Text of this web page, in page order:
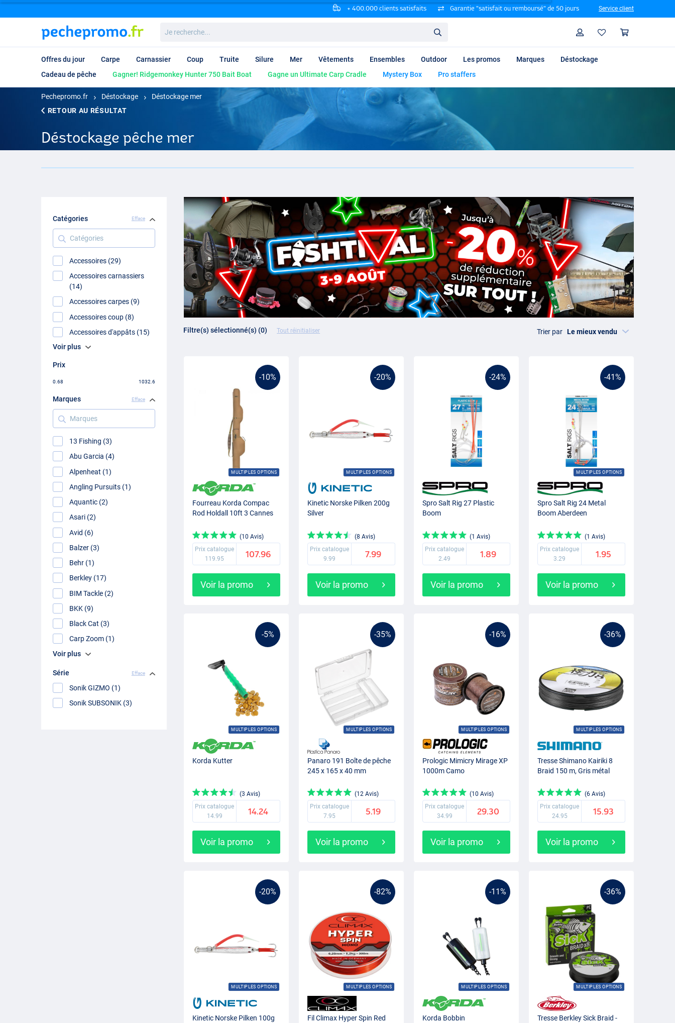
+ 400.000 clients satisfaits Garantie "satisfait ou remboursé" de 50 jours Service client
recherche...
Profil
Offres du jour Carpe Carnassier Coup Truite Silure Mer Vêtements Ensembles Outdoor Les promos Marques
Déstockage
Cadeau de pêche
Gagner! Ridgemonkey Hunter 750 Bait Boat Gagne un Ultimate Carp Cradle Mystery Box Pro staffers
Pechepromo.fr Déstockage
Déstockage mer
RETOUR AU RÉSULTAT
Déstockage pêche mer
Catégories Efface
Catégories
Accessoires (29)
Accessoires carnassiers
(14)
Accessoires carpes (9)
Accessoires coup (8)
Accessoires d'appâts (15)
Voir plus
Prix
0.68 1032.6
Marques Efface
Marques
13 Fishing (3)
Abu Garcia (4)
Alpenheat (1)
Angling Pursuits (1)
Aquantic (2)
Asari (2)
Avid (6)
Balzer (3)
Behr (1)
Berkley (17)
BIM Tackle (2)
BKK (9)
Black Cat (3)
Carp Zoom (1)
Voir plus
Série Efface
Sonik GIZMO (1)
Sonik SUBSONIK (3)
Filtre(s) sélectionné(s) (0) Tout réinitialiser Trier par
-10%
MULTIPLES OPTIONS
Fourreau Korda Compac
Rod Holdall 10ft 3 Cannes
(10 Avis)
Prix catalogue
119.95
107.96
Voir la promo
-20%
MULTIPLES OPTIONS
Kinetic Norske Pilken 200g
Silver
(8 Avis)
Prix catalogue
9.99
7.99
Voir la promo
-24%
Spro Salt Rig 27 Plastic
Boom
(1 Avis)
Prix catalogue
2.49
1.89
Voir la promo
-41%
MULTIPLES OPTIONS
Spro Salt Rig 24 Metal
Boom Aberdeen
(1 Avis)
Prix catalogue
3.29
1.95
Voir la promo
-5%
MULTIPLES OPTIONS
Korda Kutter
(3 Avis)
Prix catalogue
14.99
14.24
Voir la promo
-35%
MULTIPLES OPTIONS
Panaro 191 Boîte de pêche
245 x 165 x 40 mm
(12 Avis)
Prix catalogue
7.95
5.19
Voir la promo
-16%
MULTIPLES OPTIONS
Prologic Mimicry Mirage XP
1000m Camo
(10 Avis)
Prix catalogue
34.99
29.30
Voir la promo
-36%
MULTIPLES OPTIONS
Tresse Shimano Kairiki 8
Braid 150 m, Gris métal
(6 Avis)
Prix catalogue
24.95
15.93
Voir la promo
-20%
MULTIPLES OPTIONS
Kinetic Norske Pilken 100g
-82%
MULTIPLES OPTIONS
Fil Climax Hyper Spin Red
-11%
MULTIPLES OPTIONS
Korda Bobbin
-36%
MULTIPLES OPTIONS
Tresse Berkley Sick Braid -